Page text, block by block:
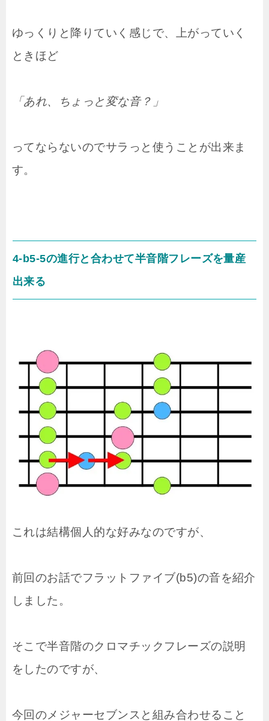
ゆっくりと降りていく感じで、上がっていく
ときほど
「あれ、ちょっと変な音？」
ってならないのでサラっと使うことが出来ま
す。
4-b5-5の進行と合わせて半音階フレーズを量産
出来る
これは結構個人的な好みなのですが、
前回のお話でフラットファイブ(b5)の音を紹介
しました。
そこで半音階のクロマチックフレーズの説明
をしたのですが、
今回のメジャーセブンスと組み合わせること